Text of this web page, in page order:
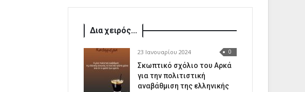
Δια χειρός...
23 Ιανουαρίου 2024 0
Σκωπτικό σχόλιο του Αρκά
για την πολιτιστική
αναβάθμιση της ελληνικής